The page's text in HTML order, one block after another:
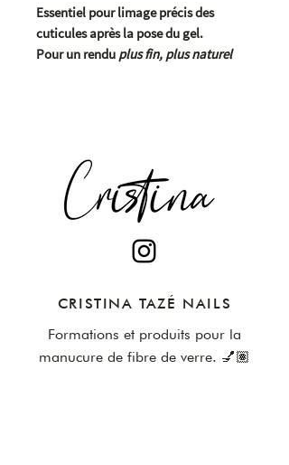
Essentiel pour limage précis des
cuticules après la pose du gel.
Pour un rendu plus fin, plus naturel
CRISTINA TAZÉ NAILS
Formations et produits pour la
manucure de fibre de verre. 💅🏽